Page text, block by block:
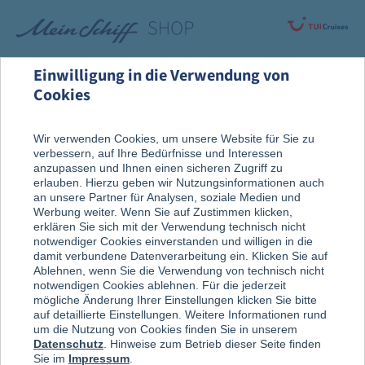
Andrea Berg Cruises
Einwilligung in die Verwendung von
Cookies
Wir verwenden Cookies, um unsere Website für Sie zu
verbessern, auf Ihre Bedürfnisse und Interessen
anzupassen und Ihnen einen sicheren Zugriff zu
erlauben. Hierzu geben wir Nutzungsinformationen auch
an unsere Partner für Analysen, soziale Medien und
Werbung weiter. Wenn Sie auf Zustimmen klicken,
erklären Sie sich mit der Verwendung technisch nicht
notwendiger Cookies einverstanden und willigen in die
damit verbundene Datenverarbeitung ein. Klicken Sie auf
Ablehnen, wenn Sie die Verwendung von technisch nicht
notwendigen Cookies ablehnen. Für die jederzeit
mögliche Änderung Ihrer Einstellungen klicken Sie bitte
auf detaillierte Einstellungen. Weitere Informationen rund
um die Nutzung von Cookies finden Sie in unserem
Datenschutz . Hinweise zum Betrieb dieser Seite finden
Sie im Impressum